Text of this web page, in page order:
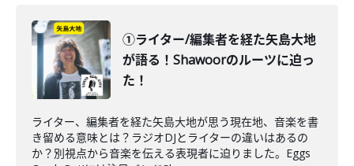
①ライター/編集者を経た矢島大地
が語る！Shawoorのルーツに迫っ
た！
ライター、編集者を経た矢島大地が思う現在地、音楽を書
き留める意味とは？ラジオDJとライターの違いはあるの
か？別視点から音楽を伝える表現者に迫りました。Eggs